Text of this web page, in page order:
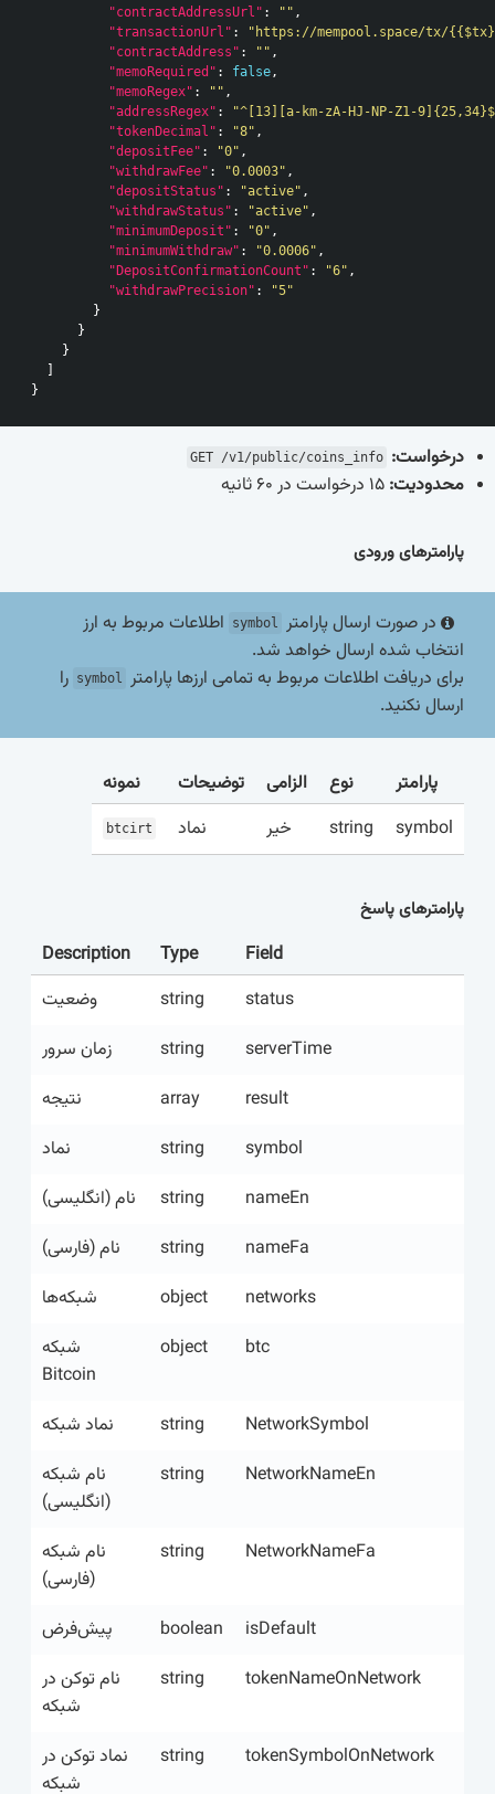
"contractAddressUrl" : "" ,
"transactionUrl" :
"https://mempool.space/tx/
"contractAddress" : "" ,
"memoRequired" : false ,
"memoRegex" : "" ,
"addressRegex" :
"^[13][a-km-zA-HJ-NP-Z1-
"tokenDecimal" : "8" ,
"depositFee" : "0" ,
"withdrawFee" : "0.0003" ,
"depositStatus" : "active" ,
"withdrawStatus" : "active" ,
"minimumDeposit" : "0" ,
"minimumWithdraw" : "0.0006" ,
"DepositConfirmationCount" : "6" ,
"withdrawPrecision" :
"5"
}
}
}
]
}
درخواست: GET /v1/public/coins_info
محدودیت:
پارامترهای ورودی
در صورت ارسال پارامتر symbol
اطلاعات مربوط به ارز
انتخاب شده ارسال خواهد شد.
برای دریافت اطلاعات مربوط به تمامی ارزها پارامتر symbol را
ارسال نکنید.
پارامتر نوع الزامی توضیحات
نمونه
symbol
string خیر نماد btcirt
پارامترهای پاسخ
Field
Type
Description
status
string
وضعیت
serverTime
string
زمان سرور
result
array
نتیجه
symbol
string
نماد
nameEn
string
نام (انگلیسی)
nameFa
string
نام (فارسی)
networks
object
شبکه‌ها
btc
object
شبکه
Bitcoin
NetworkSymbol
string
نماد شبکه
NetworkNameEn
string
نام شبکه
(انگلیسی)
NetworkNameFa
string
نام شبکه
(فارسی)
isDefault
boolean
پیش‌فرض
tokenNameOnNetwork
string
نام توکن در
شبکه
tokenSymbolOnNetwork
string
نماد توکن در
شبکه